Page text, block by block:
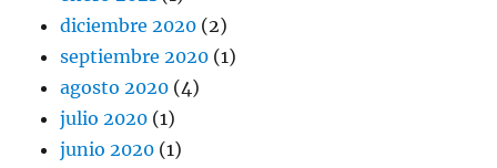
diciembre 2020 (2)
septiembre 2020 (1)
agosto 2020 (4)
julio 2020 (1)
junio 2020 (1)